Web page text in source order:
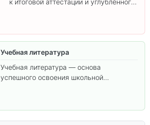
Учебная литература
Учебная литература — основа
успешного освоения школьной